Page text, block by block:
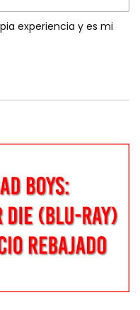
experiencia y es mi